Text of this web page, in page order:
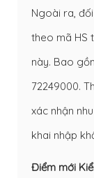
Ngoài ra,
theo mã HS
này. Bao
72249000.
xác nhận
khai nhập
Điểm mới